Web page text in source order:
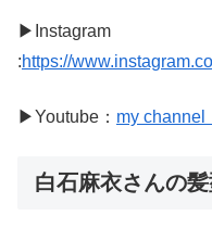
▶Instagram
:https://
▶Youtube： my channel
白石麻衣さんの